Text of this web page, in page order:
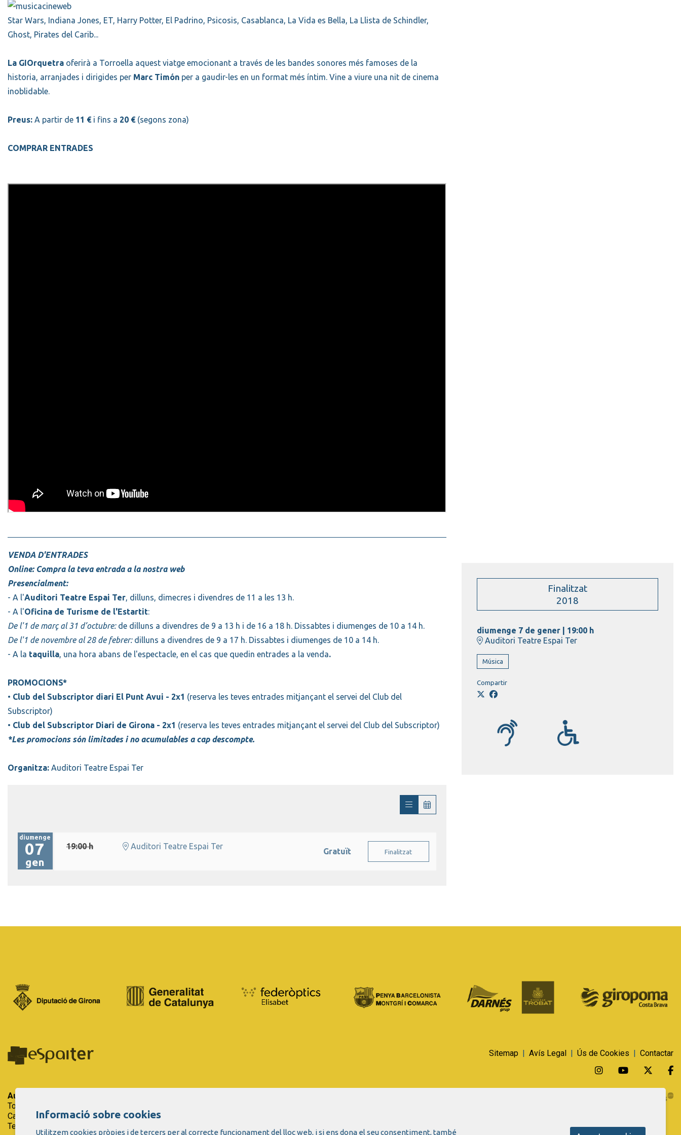
Finalitzat
2018
diumenge 7 de gener
19:00 h
Auditori Teatre Espai Ter
Música
Compartir
Star Wars, Indiana Jones, ET, Harry Potter, El Padrino, Psicosis, Casablanca, La Vida es Bella, La Llista de Schindler,
Ghost, Pirates del Carib...
La GIOrquetra oferirà a Torroella aquest viatge emocionant a través de les bandes sonores més famoses de la
historia, arranjades i dirigides per Marc Timón per a gaudir-les en un format més íntim. Vine a viure una nit de cinema
inoblidable.
Preus: A partir de 11 € i fins a 20 € (segons zona)
COMPRAR ENTRADES
VENDA D'ENTRADES
Online: Compra la teva entrada a la nostra web
Presencialment:
- A l'Auditori Teatre Espai Ter, dilluns, dimecres i divendres de 11 a les 13 h.
- A l'Oficina de Turisme de l'Estartit:
De l'1 de març al 31 d’octubre:de dilluns a divendres de 9 a 13 h i de 16 a 18 h. Dissabtes i diumenges de 10 a 14 h.
De l'1 de novembre al 28 de febrer:dilluns a divendres de 9 a 17 h. Dissabtes i diumenges de 10 a 14 h.
- A la taquilla, una hora abans de l'espectacle, en el cas que quedin entrades a la venda.
PROMOCIONS*
• Club del Subscriptor diari El Punt Avui - 2x1 (reserva les teves entrades mitjançant el servei del Club del
Subscriptor)
• Club del Subscriptor Diari de Girona - 2x1 (reserva les teves entrades mitjançant el servei del Club del Subscriptor)
*Les promocions són limitades i no acumulables a cap descompte.
Organitza: Auditori Teatre Espai Ter
diumenge
07
gen
19:00 h Auditori Teatre Espai Ter
Gratuït Finalitzat
Auditori Teatre Espai Ter
Tots els drets reservats.
Carrer del Riu Ter, 29 - 17257 Torroella de Montgrí (Girona)
Tel. 972 75 50 03 - a/e:
Sitemap | Avís Legal | Ús de Cookies | Contactar
Link a instagram
Link a Link
Informació sobre cookies
Utilitzem cookies pròpies i de tercers per al correcte funcionament del lloc web, i si ens dona el seu consentiment, també